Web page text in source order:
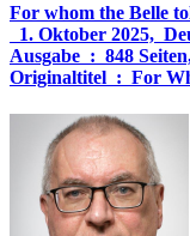
For whom the Belle
1. Oktober 2025,
Ausgabe ‏ : ‎ 848 Seiten, ISBN-13 ‏ : ‎ 978-3764533694,